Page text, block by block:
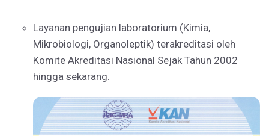
Layanan pengujian laboratorium (Kimia,
Mikrobiologi, Organoleptik) terakreditasi oleh
Komite Akreditasi Nasional Sejak Tahun 2002
hingga sekarang.